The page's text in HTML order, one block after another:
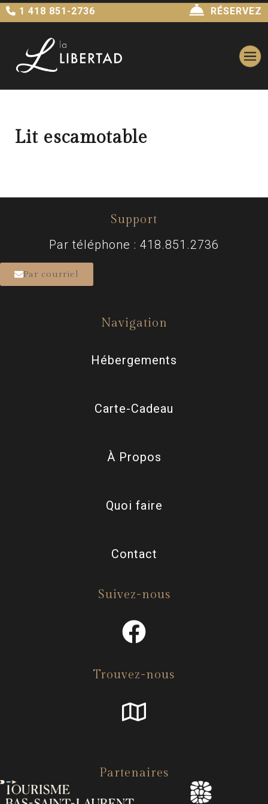
1 418 851-2736 RÉSERVEZ
Lit escamotable
Support
Par téléphone : 418.851.2736
Par courriel
Navigation
Hébergements
Carte-Cadeau
À Propos
Quoi faire
Contact
Suivez-nous
Trouvez-nous
Partenaires